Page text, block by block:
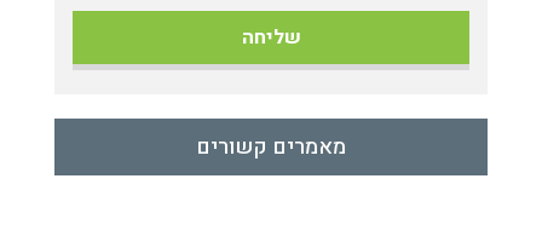
מאמרים קשורים